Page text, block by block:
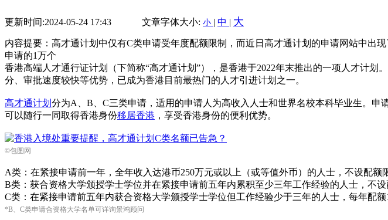
更新时间:2024-05-24 17:43 文章字体大小: 小 | 中 | 大
内容提要：高才通计划中仅有C类申请受年度配额限制，而近日高才通计划的申请网站中出
申请的1万个
香港高端人才通行证计划（下简称“高才通计划”），是香港于2022年末推出的一项人才计
分、审批速度较快等优势，已成为香港目前最热门的人才引进计划之一。
高才通计划 分为A、B、C三类申请，适用的申请人为高收入人士和世界名校本科毕业生。
可以随行一同取得香港身份移居香港 ，享受香港身份的便利优势。
©包图网
A类：在紧接申请前一年，全年收入达港币250万元或以上（或等值外币）的人士，不设配额
B类：获合资格大学颁授学士学位并在紧接申请前五年内累积至少三年工作经验的人士，不设
C类：在紧接申请前五年内获合资格大学颁授学士学位但工作经验少于三年的人士，每年配额
*B、C类申请合资格大学名单可详询景鸿顾问